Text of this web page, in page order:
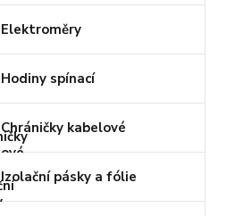
Elektroměry
Hodiny spínací
Chráničky kabelové
Izolační pásky a fólie